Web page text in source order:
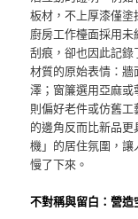
板材，不上厚漆僅塗
廚房工作檯面採用
刮痕，卻也因此記
材質的原始表情：
澤；窗簾選用亞麻
則偏好老件或仿舊
的邊角反而比新品
機」的居住氛圍，
慢了下來。
不對稱與留白：營造